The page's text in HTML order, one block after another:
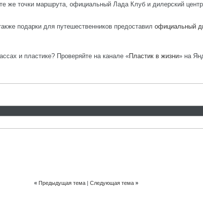
же точки маршрута, официальный Лада Клуб и дилерский
подарки для путешественников предоставил официальный
и пластике? Проверяйте на канале «Пластик в жизни» на
« Предыдущая тема| Следующая тема »